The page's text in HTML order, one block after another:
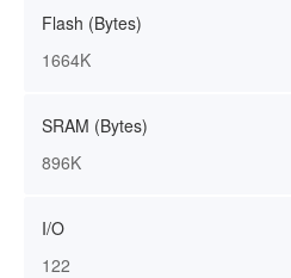
Flash (Bytes)
1664K
SRAM (Bytes)
896K
I/O
122